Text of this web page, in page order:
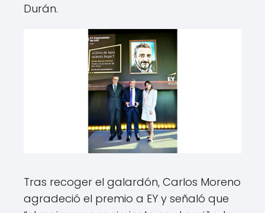
Durán.
Tras recoger el galardón, Carlos Moreno
agradeció el premio a EY y señaló que